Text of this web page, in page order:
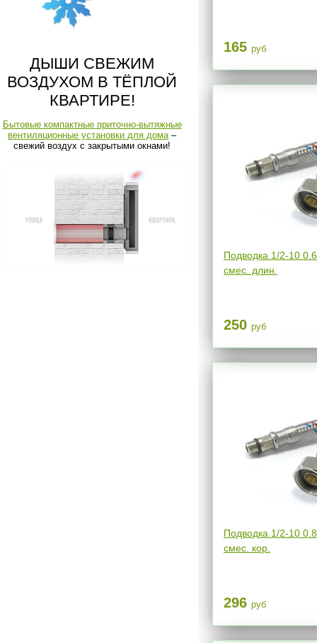
ДЫШИ СВЕЖИМ
ВОЗДУХОМ В ТЁПЛОЙ
КВАРТИРЕ!
Бытовые компактные приточно-вытяжные
вентиляционные установки для дома–
свежий воздух с закрытыми окнами!
165 руб
Подводка 1/2-10
смес. длин.
250 руб
Подводка 1/2-10
смес. кор.
296 руб